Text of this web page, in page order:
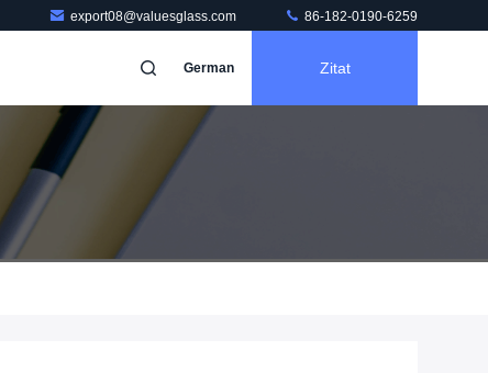
export08@valuesglass.com 86-182-0190-6259
German Zitat